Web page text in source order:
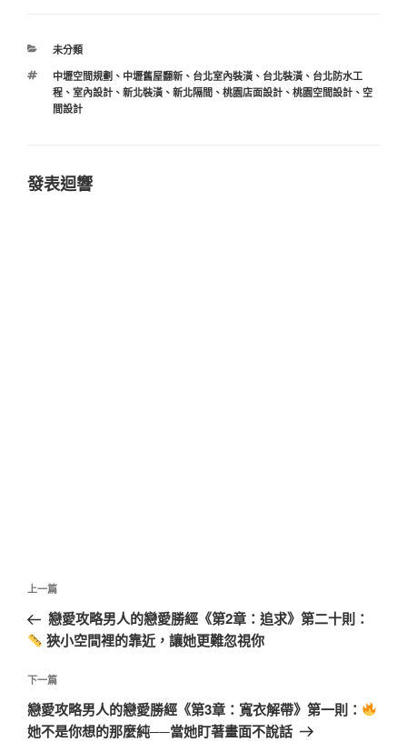
分
未分類
標
籤
中壢空間規劃 、 中壢舊屋翻新、 台北室內裝潢、 台北裝潢、 台北防水工
程、 室內設計、 新北裝潢、 新北隔間 、 桃園店面設計、 桃園空間設計、 空
間設計
發表迴響
文
導
覽
上
一
篇
章
上一篇
戀愛攻略男人的戀愛勝經《第2章：追求》第二十則：
狹小空間裡的靠近，讓她更難忽視你
下
一
篇
下一篇
戀愛攻略男人的戀愛勝經《第3章：寬衣解帶》第一則：
她不是你想的那麼純──當她盯著畫面不說話